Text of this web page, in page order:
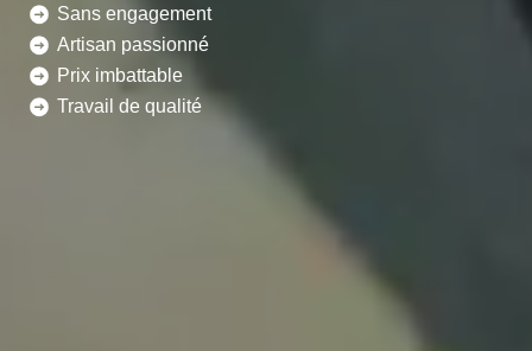
Sans engagement
Artisan passionné
Prix imbattable
Travail de qualité